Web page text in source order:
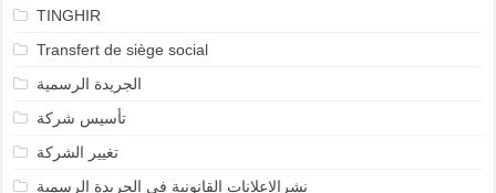
TINGHIR
Transfert de siège social
الجريدة الرسمية
تأسيس شركة
تغيير الشركة
نشرالإعلانات القانونية في الجريدة الرسمية